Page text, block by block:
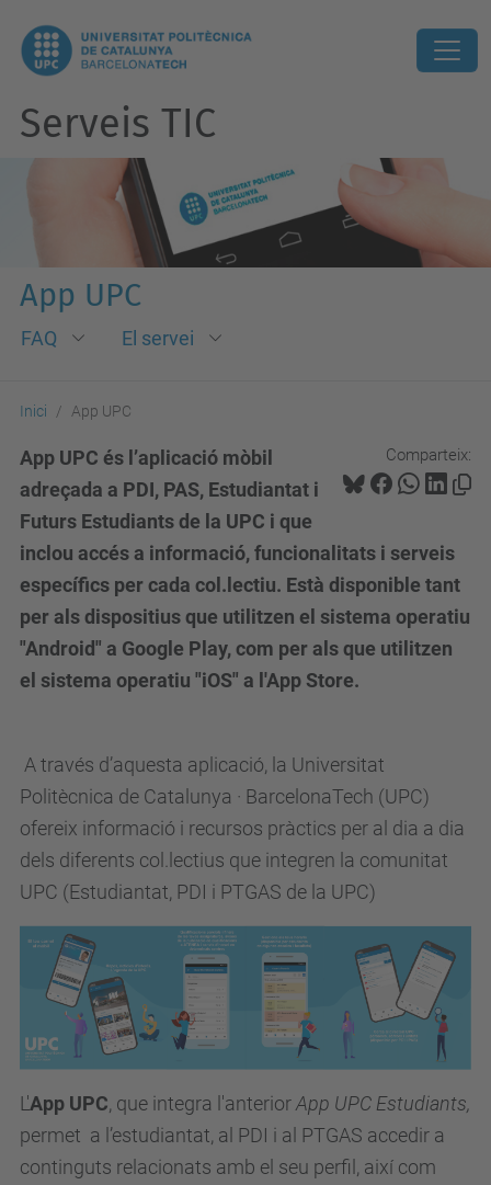
Serveis TIC
App UPC
FAQ El servei
Inici App UPC
Comparteix:
App UPC és l’aplicació mòbil
adreçada a PDI, PAS, Estudiantat i
Futurs Estudiants de la UPC i que
inclou accés a informació, funcionalitats i serveis
específics per cada col.lectiu. Està disponible tant
per als dispositius que utilitzen el sistema operatiu
"Android" a Google Play, com per als que utilitzen
el sistema operatiu "iOS" a l'App Store.
A través d’aquesta aplicació, la Universitat
Politècnica de Catalunya · BarcelonaTech (UPC)
ofereix informació i recursos pràctics per al dia a dia
dels diferents col.lectius que integren la comunitat
UPC (Estudiantat, PDI i PTGAS de la UPC)
L'App UPC, que integra l'anteriorApp UPC Estudiants,
permet a l’estudiantat, al PDI i al PTGAS accedir a
continguts relacionats amb el seu perfil, així com